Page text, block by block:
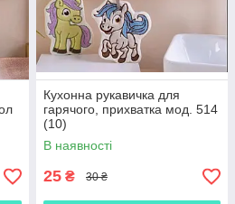
Кухонна рукавичка для
гарячого, прихватка мод. 514
(10)
В наявності
25 ₴ 30 ₴